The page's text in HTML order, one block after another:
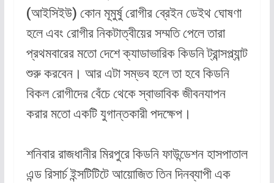
(আইসিইউ) কোন মূমুর্ষু রোগীর ব্রেইন ডেইথ ঘোষণা
হলে এবং রোগীর নিকটাত্বীয়ের সম্মতি পেলে তারা
প্রথমবারের মতো দেশে ক্যাডাভারিক কিডনি ট্রান্সপ্ল্যান্ট
শুরু করবেন। আর এটা সম্ভব হলে তা হবে কিডনি
বিকল রোগীদের বেঁচে থেকে স্বাভাবিক জীবনযাপন
করার মতো একটি যুগান্তকারী পদক্ষেপ।
শনিবার রাজধানীর মিরপুরে কিডনি ফাউন্ডেশন হাসপাতাল
এন্ড রিসার্চ ইন্সটিটিটে আয়োজিত তিন দিনব্যাপী এক